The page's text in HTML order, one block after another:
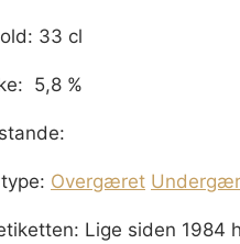
33 cl
5,8 %
Overgæret
Lige siden